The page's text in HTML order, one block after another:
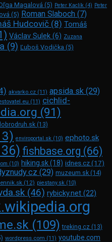
Magalová (5) Peter Kaclík (4) Peter
(5) Roman Slaboch (7)
Hudcovič (8) Tomáš
Václav Sulek (6) Zuzana
(9) Ľuboš Vodička (5)
akvarko.cz (11) apsida.sk (29)
(11) cichlid-
(91)
(13)
enviroportal.sk (10) ephoto.sk
fishbase.org (66)
(10) hiking.sk(18) idnes.cz(17)
(29) muzeum.sk (14)
(12) piestany.sk (10)
(46) rybicky.net (22)
(109) treking.cz (13)
wordpress.com (11) youtube.com